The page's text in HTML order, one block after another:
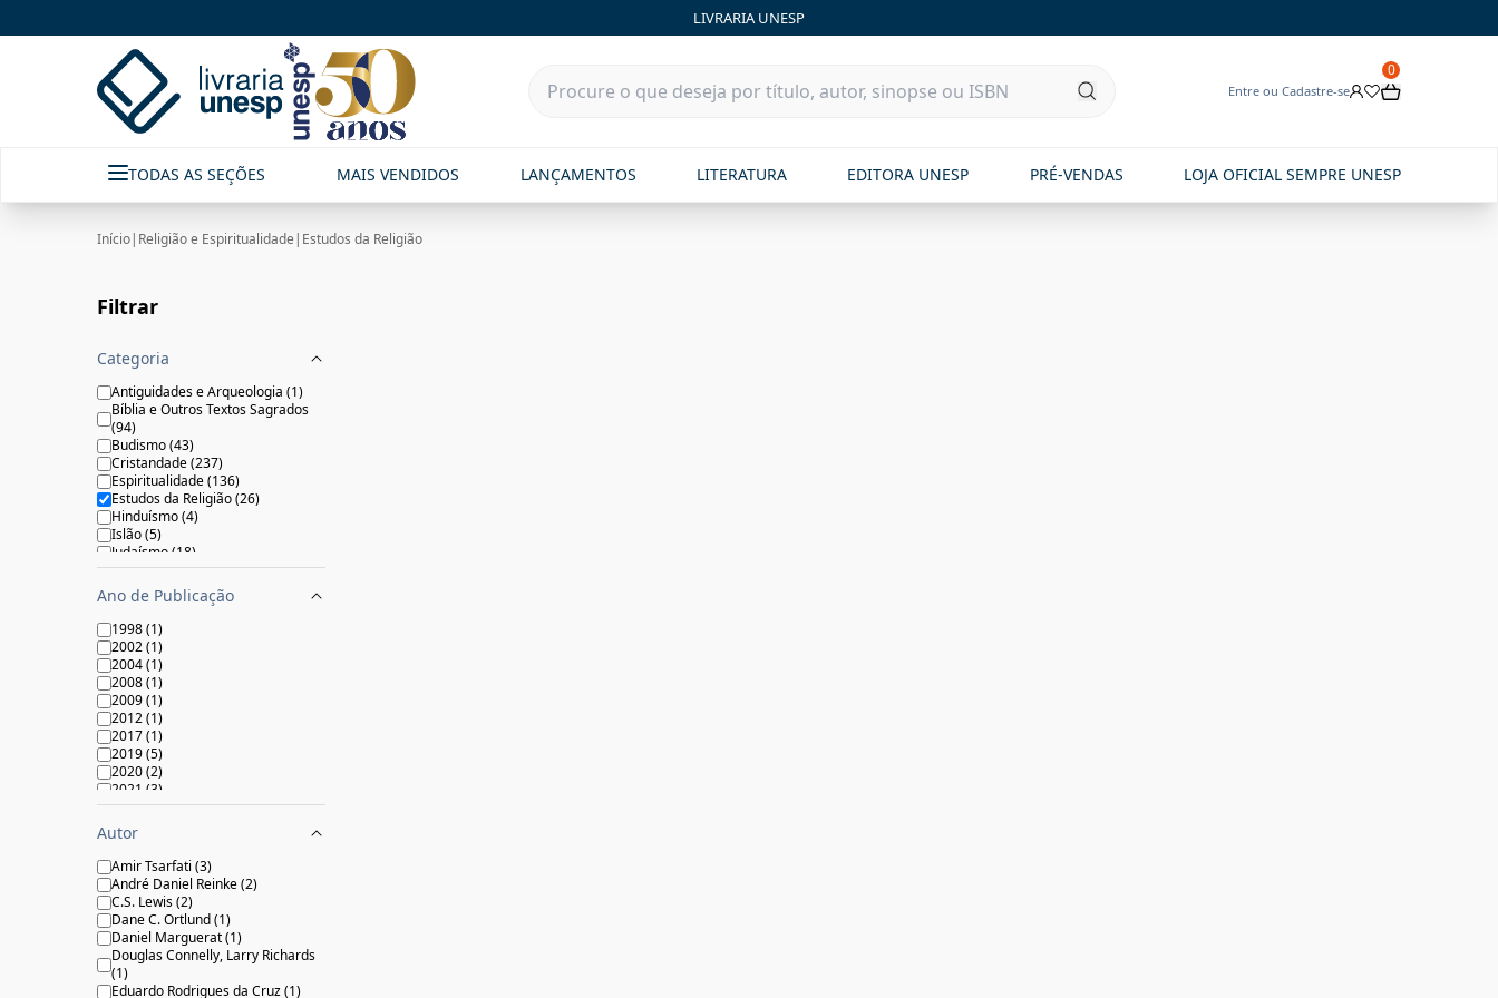
LIVRARIA UNESP
Entre ou Cadastre-se
0
TODAS AS SEÇÕES MAIS VENDIDOS LANÇAMENTOS LITERATURA EDITORA UNESP PRÉ-VENDAS LOJA OFICIAL SEMPRE UNESP
Início| Religião e Espiritualidade | Estudos da Religião
Filtrar
Categoria
Antiguidades e Arqueologia (1)
Bíblia e Outros Textos Sagrados
(94)
Budismo(43)
Cristandade(237)
Espiritualidade(136)
Estudos da Religião(26)
Hinduísmo(4)
Islão(5)
Judaísmo(18)
Ocultismo(7)
Outras Práticas
5)
Outras Religiões Orientais
Sexualidade e Estudos de Gênero
(1)
Teologia
Ano de Publicação
1998(1)
2002(1)
2004(1)
2008(1)
2009(1)
2012(1)
2017(1)
2019(5)
2020(2)
2021 (3)
2022(5)
2023
2025
Autor
Amir Tsarfati (3)
André Daniel Reinke(2)
C.S. Lewis(2)
Dane C. Ortlund(1)
Daniel Marguerat(1)
Douglas Connelly, Larry Richards
(1)
Eduardo Rodrigues da Cruz(1)